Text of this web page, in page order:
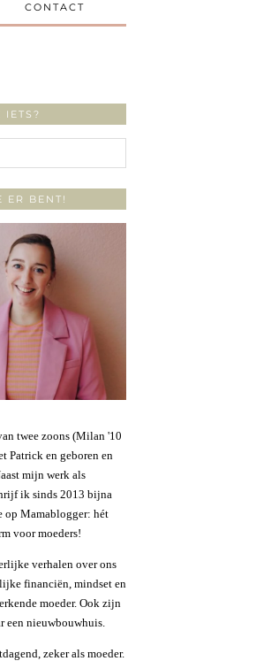
CONTACT
IETS?
ER BENT!
twee zoons (Milan '10
Patrick en geboren en
mijn werk als
ik sinds 2013 bijna
op Mamablogger: hét
voor moeders!
verhalen over ons
financiën, mindset en
moeder. Ook zijn
een nieuwbouwhuis.
zeker als moeder.